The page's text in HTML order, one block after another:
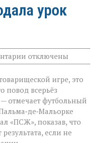
урок
к
записи
сюрприз
в
Пальме:
«Мальорка»
преподала
урок
«ПСЖ»
отключены
игре, это
повод всерьёз
отмечает футбольный
«ПСЖ», показав, что
если не